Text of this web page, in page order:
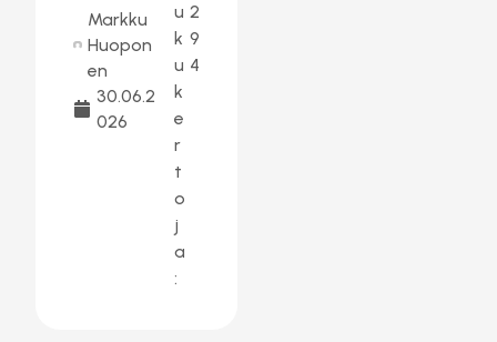
Markku
Huopon
en
30.06.2
026
u
k
u
k
e
r
t
o
j
a
:
2
9
4